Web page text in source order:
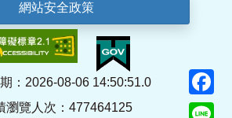
網站安全政策
：2026-08-06 14:50:51.0
瀏覽人次：477464125